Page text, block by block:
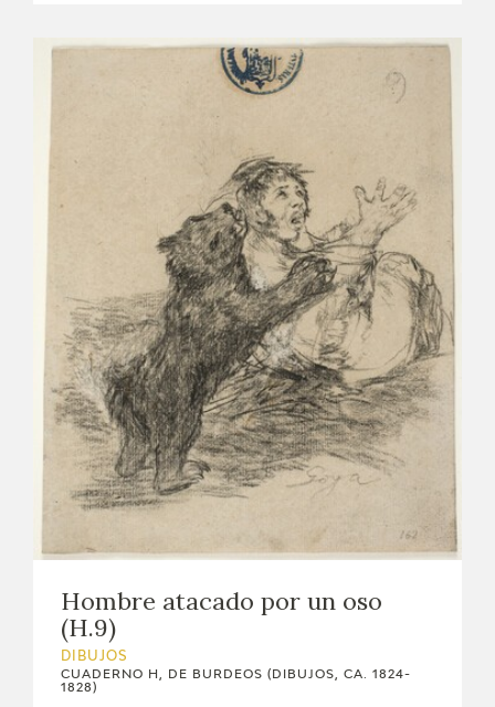
Hombre atacado por un oso
(H.9)
DIBUJOS
CUADERNO H, DE BURDEOS (DIBUJOS, CA. 1824-
1828)